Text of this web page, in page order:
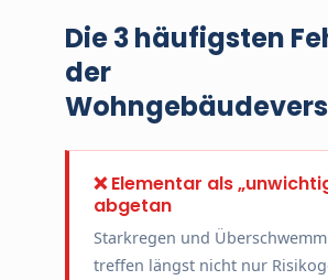
Die 3 häufigsten
der
❌ Elementar als
abgetan
Starkregen und
treffen längst nicht nur